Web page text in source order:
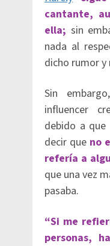
cantante,
ella; sin
nada al
dicho rumor y
Sin
influencer
debido a que
decir que no
refería a
que una vez
pasaba.
“Si me
personas,